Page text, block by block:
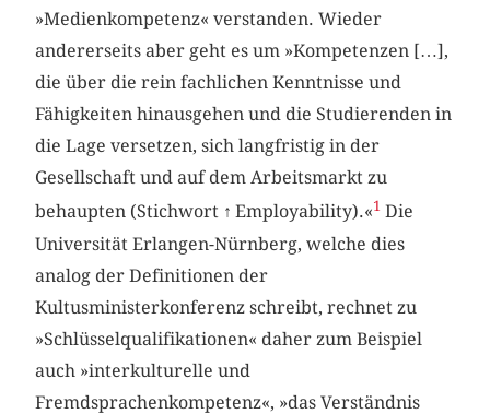
»Medienkompetenz« verstanden. Wieder
andererseits aber geht es um »Kompetenzen […],
die über die rein fachlichen Kenntnisse und
Fähigkeiten hinausgehen und die Studierenden in
die Lage versetzen, sich langfristig in der
Gesellschaft und auf dem Arbeitsmarkt zu
behaupten (Stichwort ↑Employability).«1 Die
Universität Erlangen-Nürnberg, welche dies
analog der Definitionen der
Kultusministerkonferenz schreibt, rechnet zu
»Schlüsselqualifikationen« daher zum Beispiel
auch »interkulturelle und
Fremdsprachenkompetenz«, »das Verständnis